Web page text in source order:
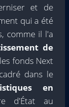
et de
qui a été
comme il l'a
de
fonds Next
dans le
en
d'État au